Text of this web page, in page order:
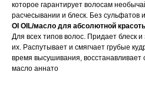
которое гарантирует волосам
расчесывании и блеск. Без
OI OIL/масло для абсолютной
Для всех типов волос. Придает блеск
их. Распутывает и смягчает грубые
время высушивания, восстанавливает
масло аннато